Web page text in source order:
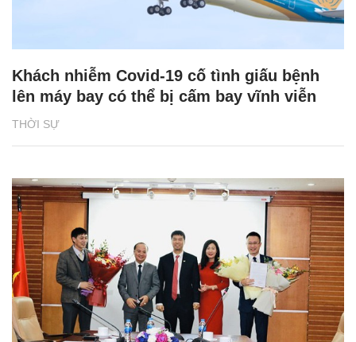
THỜI SỰ
Khách nhiễm Covid-19 cố tình giấu bệnh
lên máy bay có thể bị cấm bay vĩnh viễn